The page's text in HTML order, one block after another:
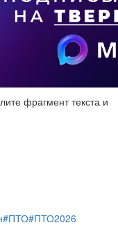
фрагмент текста и
#ПТО#ПТО2026